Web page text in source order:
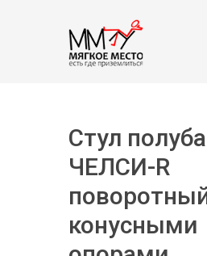
Стул
ЧЕЛСИ-R
конусными